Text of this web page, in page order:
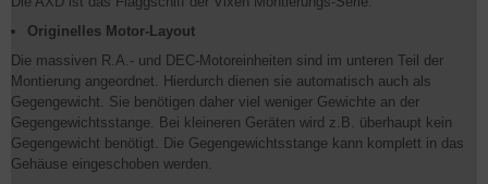
Originelles Motor-Layout
Die massiven R.A.- und DEC-Motoreinheiten sind im unteren Teil der
Montierung angeordnet. Hierdurch dienen sie automatisch auch als
Gegengewicht. Sie benötigen daher viel weniger Gewichte an der
Gegengewichtsstange. Bei kleineren Geräten wird z.B. überhaupt kein
Gegengewicht benötigt. Die Gegengewichtsstange kann komplett in das
Gehäuse eingeschoben werden.